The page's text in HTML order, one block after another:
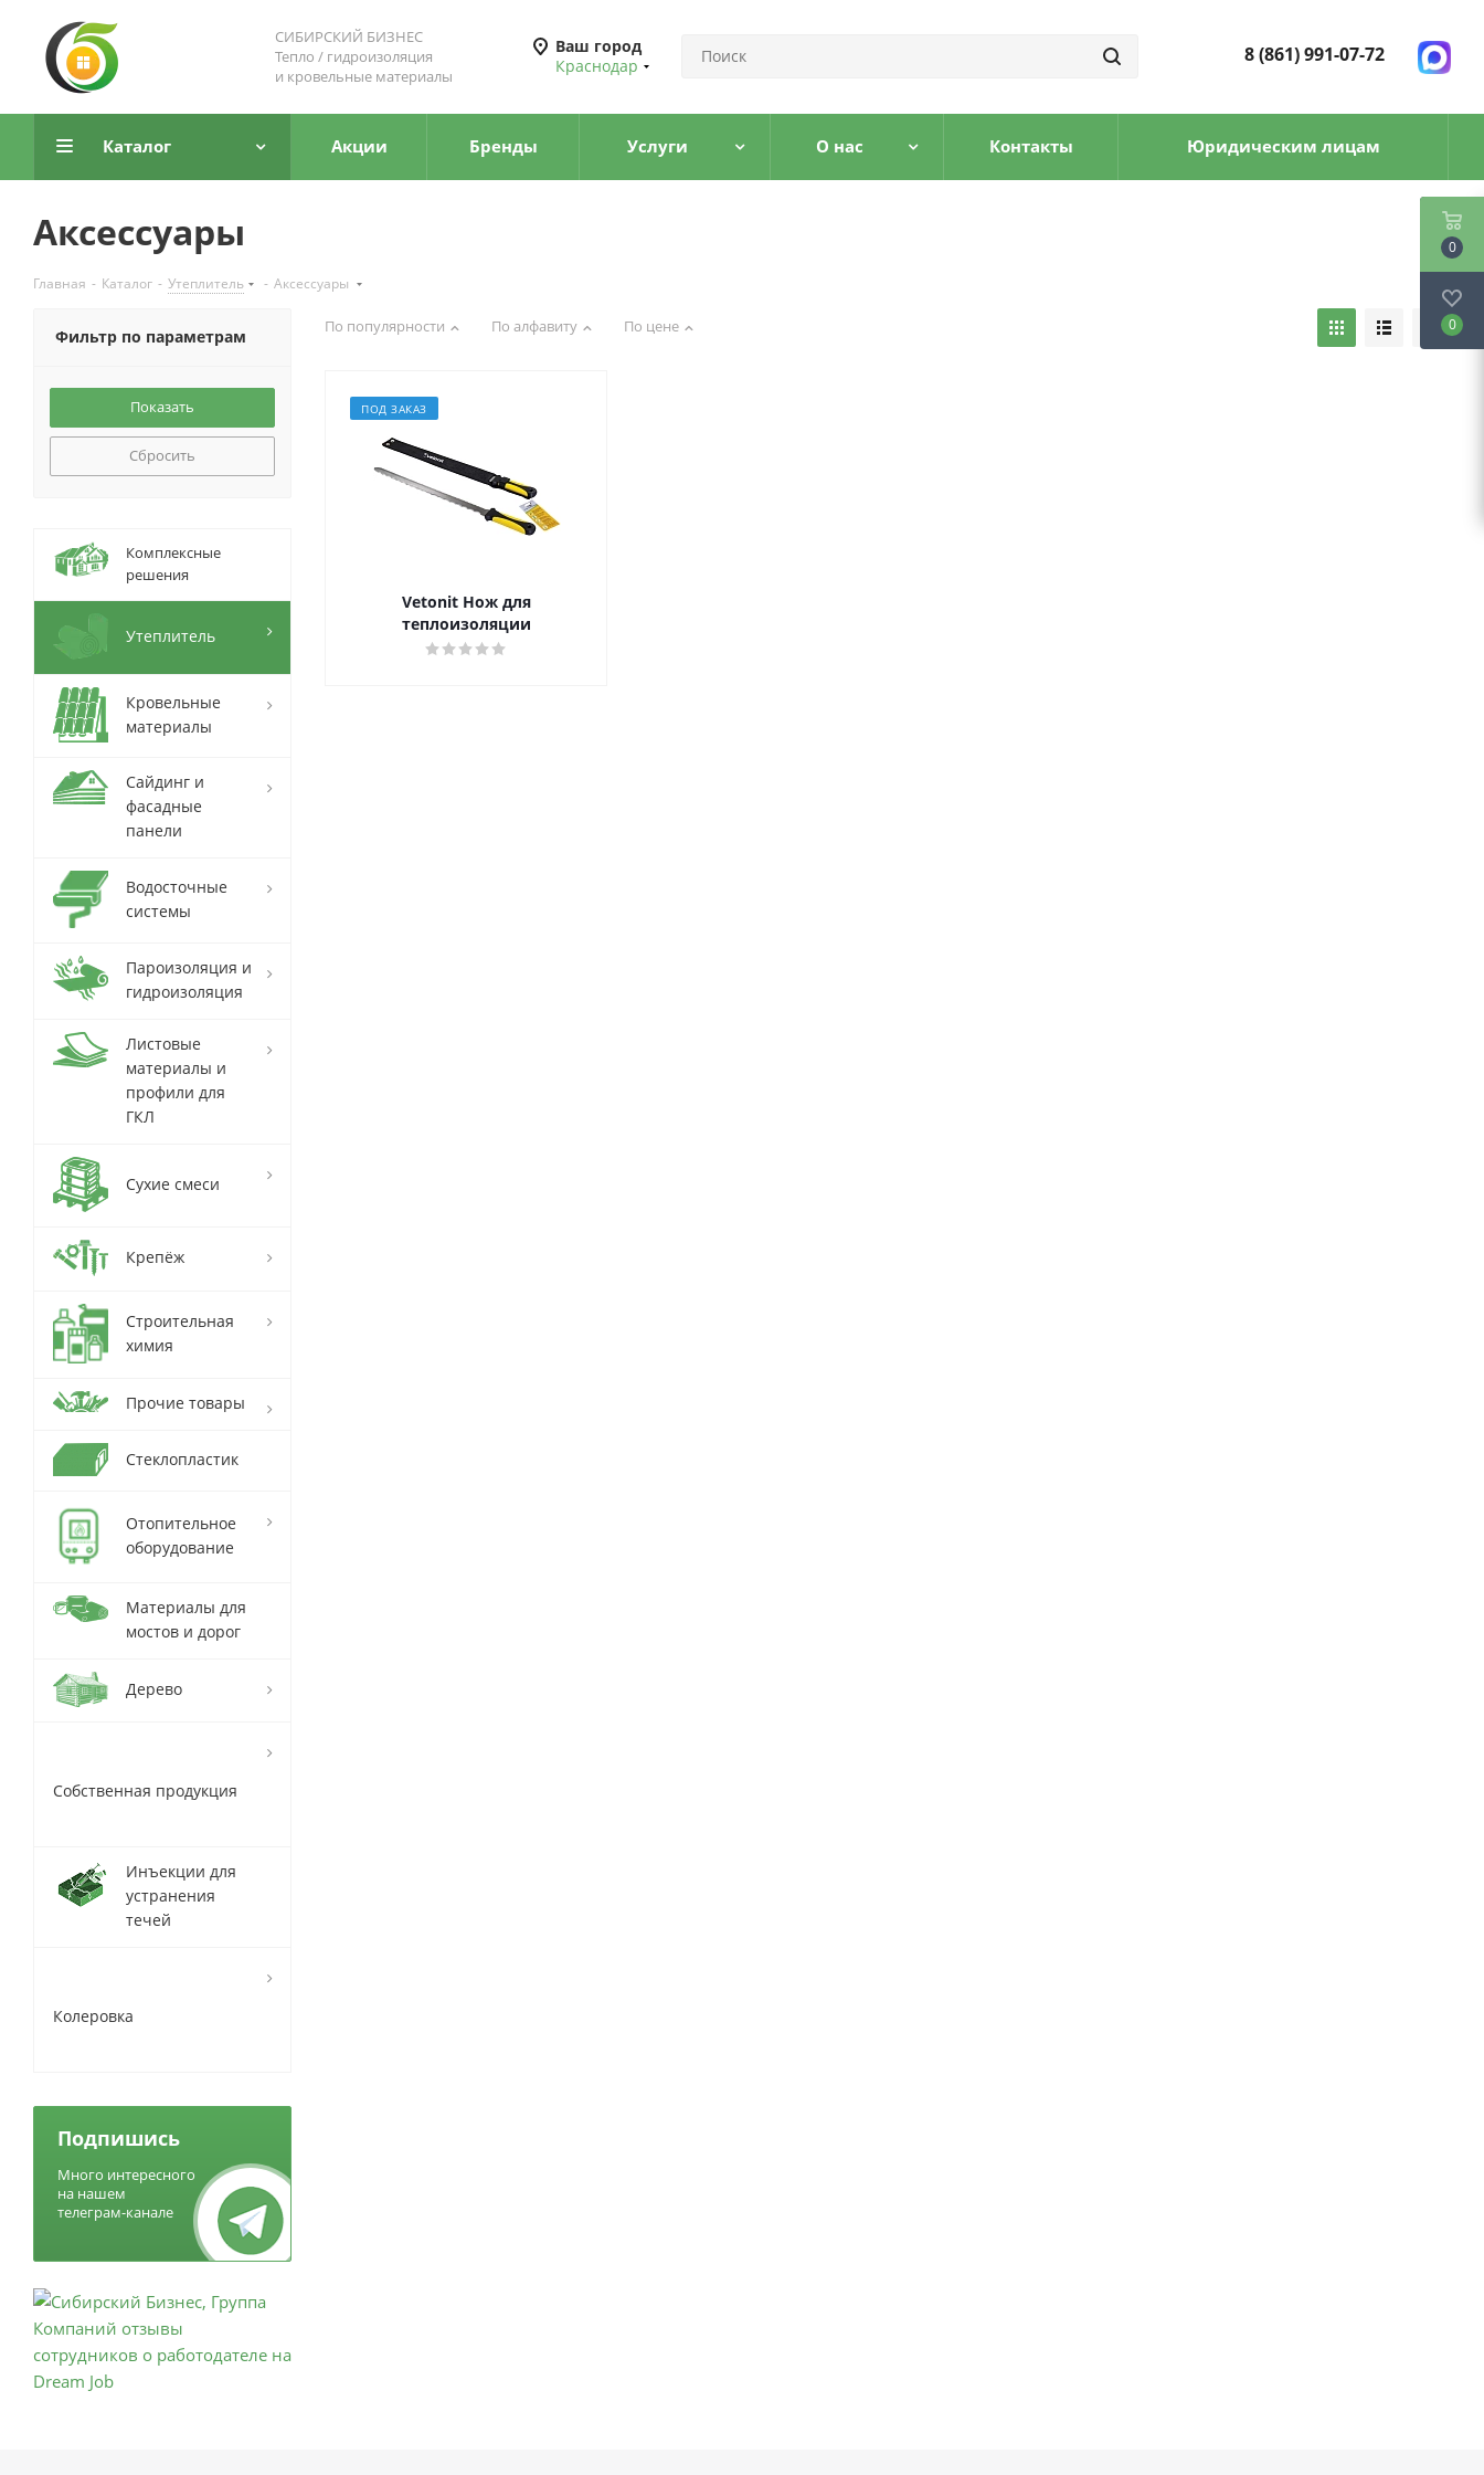
СИБИРСКИЙ БИЗНЕС
Тепло / гидроизоляция
и кровельные материалы
Ваш город
Краснодар
8 (861) 991-07-72
Каталог Акции Бренды Услуги О нас Контакты Юридическим лицам
Аксессуары
Главная - Каталог - Утеплитель - Аксессуары
По популярности По алфавиту По цене
ПОД ЗАКАЗ
Vetonit Нож для
теплоизоляции
Фильтр по параметрам
Сбросить
Комплексные
решения
Утеплитель
Кровельные
материалы
Сайдинг и
фасадные
панели
Водосточные
системы
Пароизоляция и
гидроизоляция
Листовые
материалы и
профили для
ГКЛ
Сухие смеси
Крепёж
Строительная
химия
Прочие товары
Стеклопластик
Отопительное
оборудование
Материалы для
мостов и дорог
Дерево
Собственная продукция
Инъекции для
устранения
течей
Колеровка
Подпишись
Много интересного
на нашем
телеграм-канале
0
0